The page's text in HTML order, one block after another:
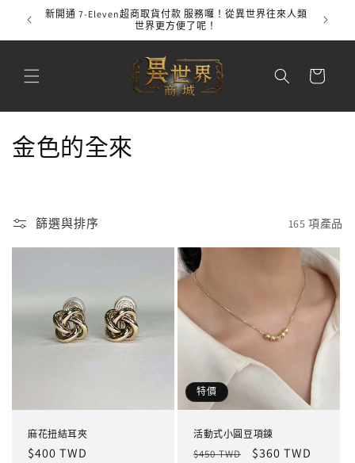
跳至內
容
新開通 7-Eleven超商取貨付款 服務囉！從異世界往來人類
世界更方便了呢！
物
商
列
金色的全來
篩選與排序 165 項產品
麻花扭結耳夾
定
$400 TWD
特價
活動式小圓豆項鍊
定
$450 TWD
售
$360 TWD